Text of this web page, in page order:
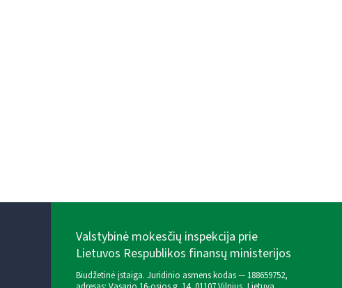
Valstybinė mokesčių inspekcija prie
Lietuvos Respublikos finansų ministerijos
Biudžetinė įstaiga. Juridinio asmens kodas — 188659752,